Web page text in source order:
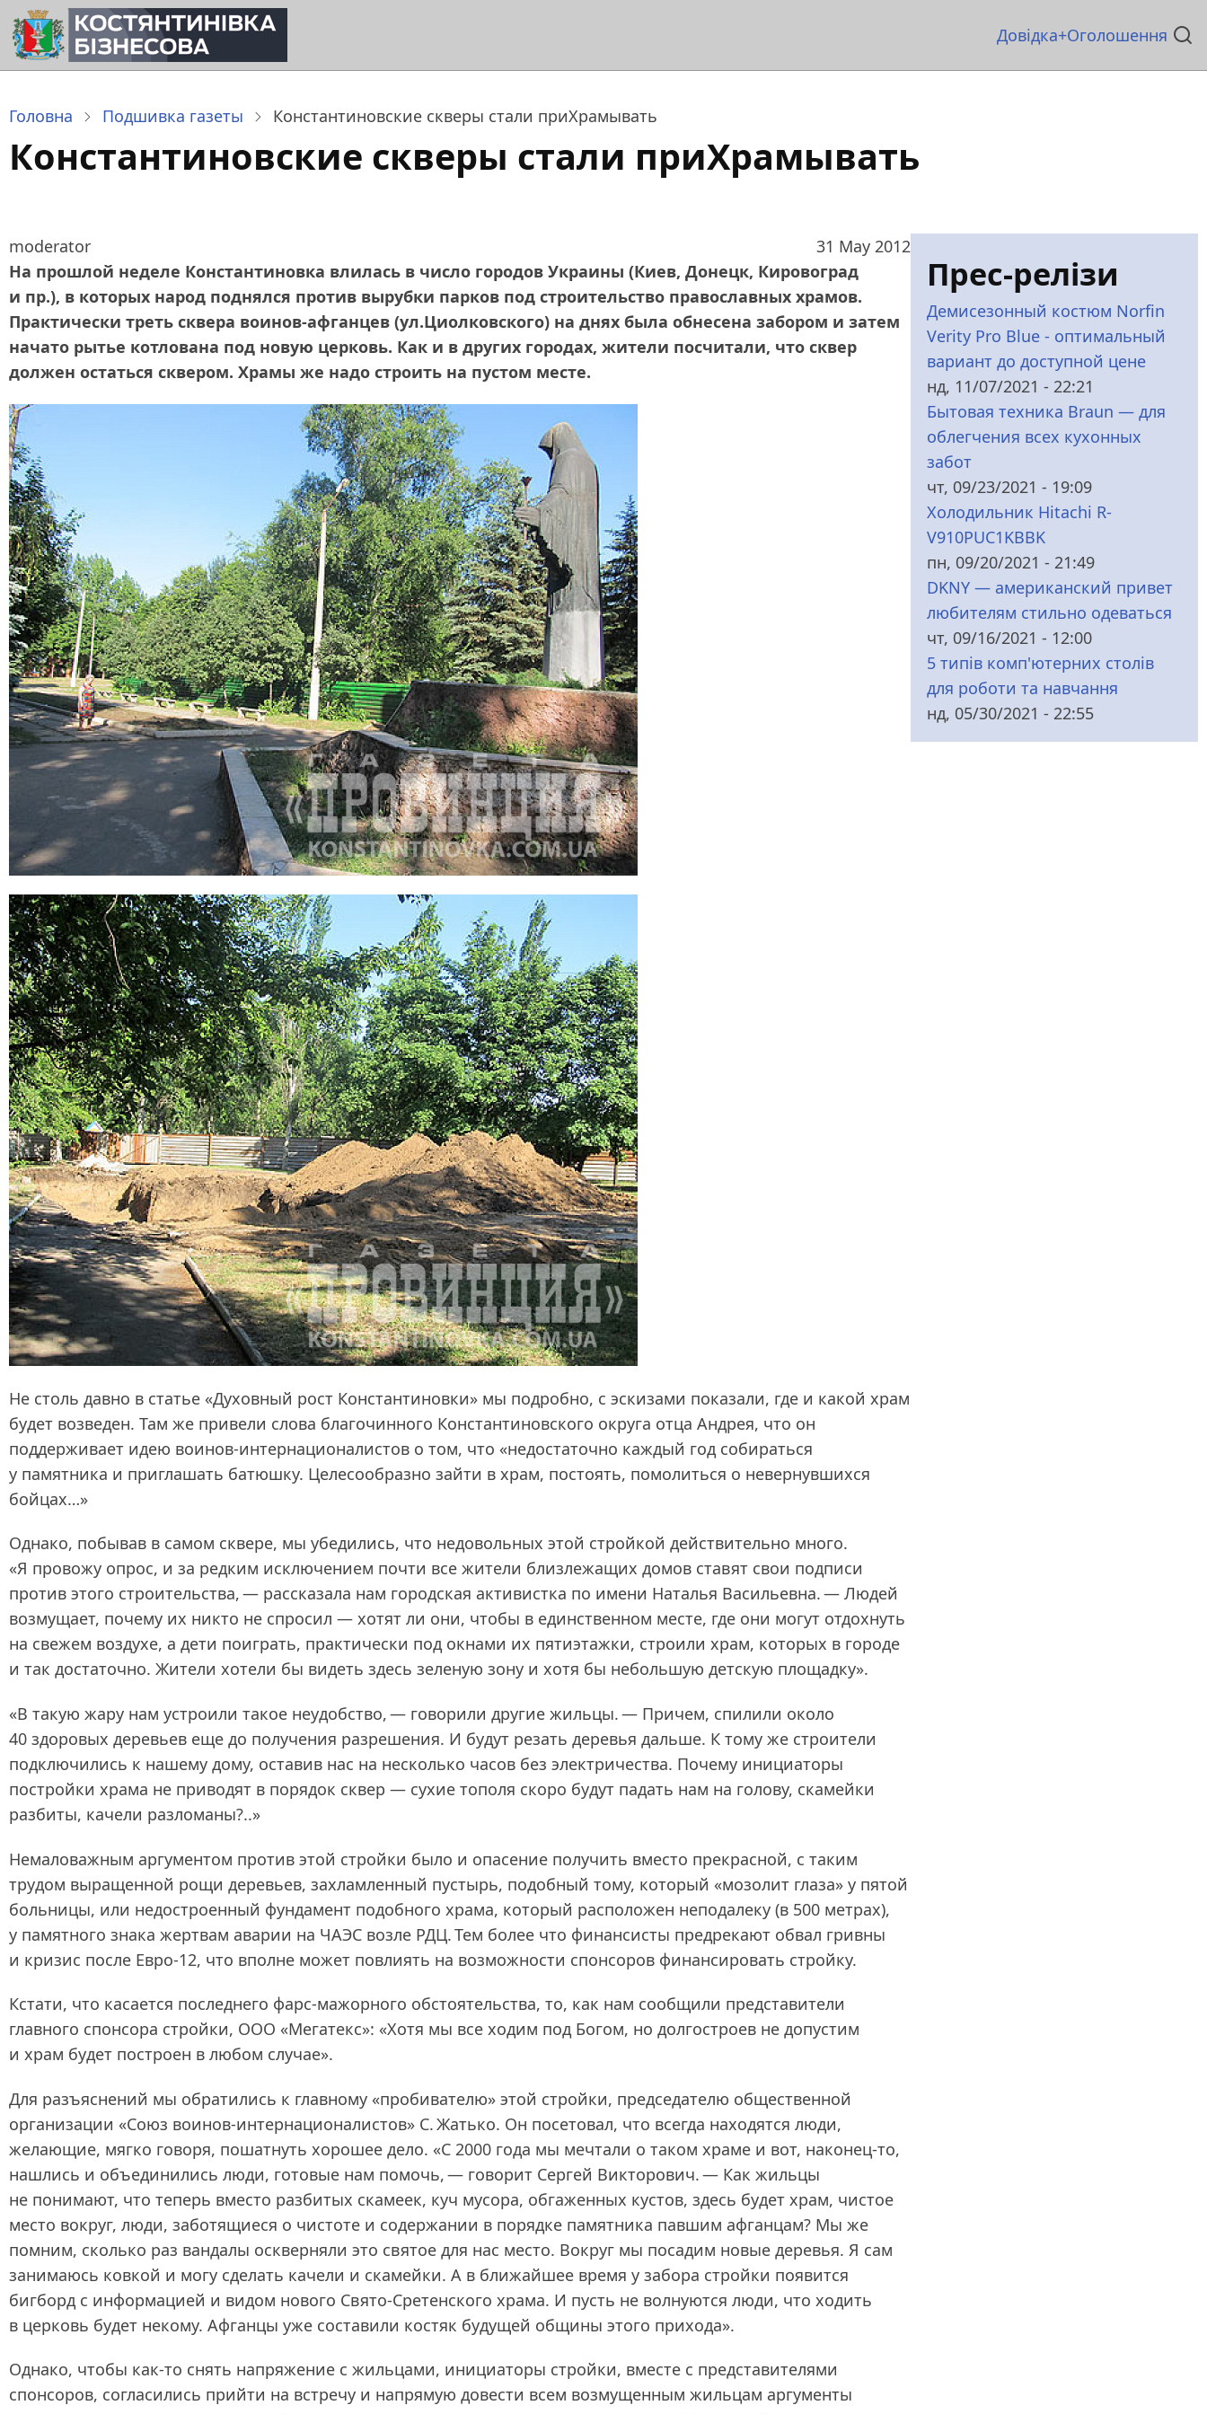
Перейти
до
основного
Основна
Довідка Оголошення
Головна Подшивка газеты Константиновские скверы стали приХрамывать
Константиновские скверы стали приХрамывать
moderator
31 May 2012
На прошлой неделе Константиновка влилась в число городов Украины (Киев, Донецк, Кировоград
и пр.), в которых народ поднялся против вырубки парков под строительство православных храмов.
Практически треть сквера воинов‑афганцев (ул.Циолковского) на днях была обнесена забором и затем
начато рытье котлована под новую церковь. Как и в других городах, жители посчитали, что сквер
должен остаться сквером. Храмы же надо строить на пустом месте.
Не столь давно в статье «Духовный рост Константиновки» мы подробно, с эскизами показали, где и какой храм
будет возведен. Там же привели слова благочинного Константиновского округа отца Андрея, что он
поддерживает идею воинов‑интернационалистов о том, что «недостаточно каждый год собираться
у памятника и приглашать батюшку. Целесообразно зайти в храм, постоять, помолиться о невернувшихся
бойцах…»
Однако, побывав в самом сквере, мы убедились, что недовольных этой стройкой действительно много.
«Я провожу опрос, и за редким исключением почти все жители близлежащих домов ставят свои подписи
против этого строительства, — рассказала нам городская активистка по имени Наталья Васильевна. — Людей
возмущает, почему их никто не спросил — хотят ли они, чтобы в единственном месте, где они могут отдохнуть
на свежем воздухе, а дети поиграть, практически под окнами их пятиэтажки, строили храм, которых в городе
и так достаточно. Жители хотели бы видеть здесь зеленую зону и хотя бы небольшую детскую площадку».
«В такую жару нам устроили такое неудобство, — говорили другие жильцы. — Причем, спилили около
40 здоровых деревьев еще до получения разрешения. И будут резать деревья дальше. К тому же строители
подключились к нашему дому, оставив нас на несколько часов без электричества. Почему инициаторы
постройки храма не приводят в порядок сквер — сухие тополя скоро будут падать нам на голову, скамейки
разбиты, качели разломаны?..»
Немаловажным аргументом против этой стройки было и опасение получить вместо прекрасной, с таким
трудом выращенной рощи деревьев, захламленный пустырь, подобный тому, который «мозолит глаза» у пятой
больницы, или недостроенный фундамент подобного храма, который расположен неподалеку (в 500 метрах),
у памятного знака жертвам аварии на ЧАЭС возле РДЦ. Тем более что финансисты предрекают обвал гривны
и кризис после Евро‑12, что вполне может повлиять на возможности спонсоров финансировать стройку.
Кстати, что касается последнего фарс-мажорного обстоятельства, то, как нам сообщили представители
главного спонсора стройки, ООО «Мегатекс»: «Хотя мы все ходим под Богом, но долгостроев не допустим
и храм будет построен в любом случае».
Для разъяснений мы обратились к главному «пробивателю» этой стройки, председателю общественной
организации «Союз воинов‑интернационалистов» С. Жатько. Он посетовал, что всегда находятся люди,
желающие, мягко говоря, пошатнуть хорошее дело. «С 2000 года мы мечтали о таком храме и вот, наконец-то,
нашлись и объединились люди, готовые нам помочь, — говорит Сергей Викторович. — Как жильцы
не понимают, что теперь вместо разбитых скамеек, куч мусора, обгаженных кустов, здесь будет храм, чистое
место вокруг, люди, заботящиеся о чистоте и содержании в порядке памятника павшим афганцам? Мы же
помним, сколько раз вандалы оскверняли это святое для нас место. Вокруг мы посадим новые деревья. Я сам
занимаюсь ковкой и могу сделать качели и скамейки. А в ближайшее время у забора стройки появится
бигборд с информацией и видом нового Свято-Сретенского храма. И пусть не волнуются люди, что ходить
в церковь будет некому. Афганцы уже составили костяк будущей общины этого прихода».
Однако, чтобы как-то снять напряжение с жильцами, инициаторы стройки, вместе с представителями
спонсоров, согласились прийти на встречу и напрямую довести всем возмущенным жильцам аргументы
Прес-релізи
Демисезонный костюм Norfin
Verity Pro Blue - оптимальный
вариант до доступной цене
нд, 11/07/2021 - 22:21
Бытовая техника Braun — для
облегчения всех кухонных
забот
чт, 09/23/2021 - 19:09
Холодильник Hitachi R-
V910PUC1KBBK
пн, 09/20/2021 - 21:49
DKNY — американский привет
любителям стильно одеваться
чт, 09/16/2021 - 12:00
5 типів комп'ютерних столів
для роботи та навчання
нд, 05/30/2021 - 22:55